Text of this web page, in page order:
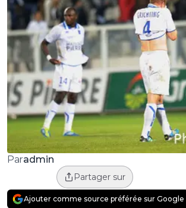
Paradmin
Partager sur
Ajouter comme source préférée sur Google